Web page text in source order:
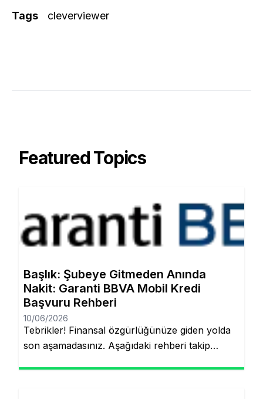
Tags cleverviewer
Featured Topics
Başlık: Şubeye Gitmeden Anında
Nakit: Garanti BBVA Mobil Kredi
Başvuru Rehberi
10/06/2026
Tebrikler! Finansal özgürlüğünüze giden yolda
son aşamadasınız. Aşağıdaki rehberi takip